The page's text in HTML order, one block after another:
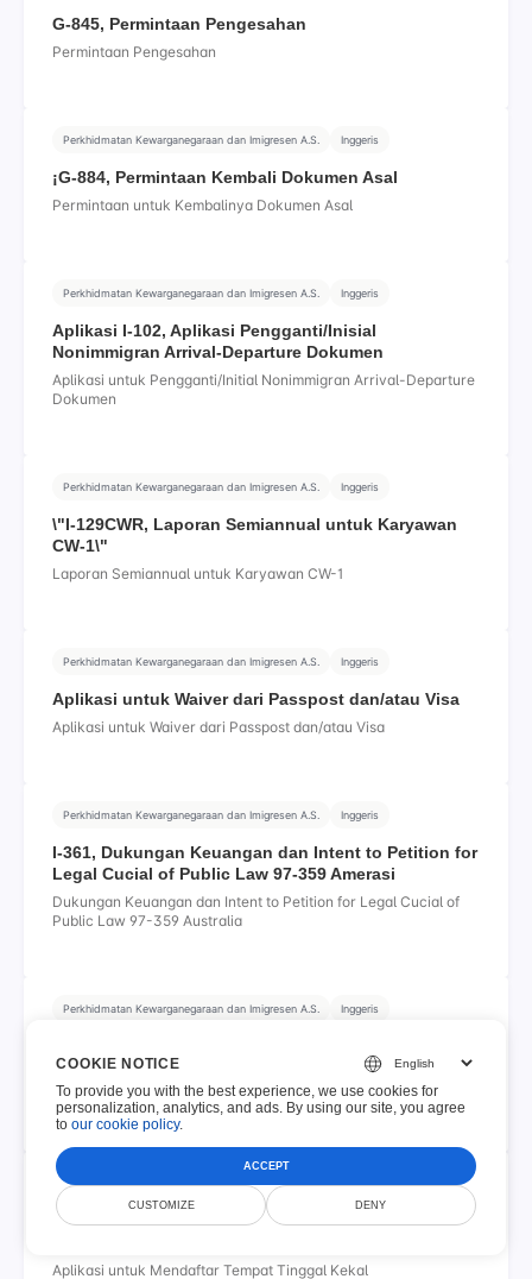
G-845, Permintaan Pengesahan
Permintaan Pengesahan
Perkhidmatan Kewarganegaraan dan Imigresen A.S. Inggeris
¡G-884, Permintaan Kembali Dokumen Asal
Permintaan untuk Kembalinya Dokumen Asal
Perkhidmatan Kewarganegaraan dan Imigresen A.S. Inggeris
Aplikasi I-102, Aplikasi Pengganti/Inisial
Nonimmigran Arrival-Departure Dokumen
Aplikasi untuk Pengganti/Initial Nonimmigran Arrival-Departure
Dokumen
Perkhidmatan Kewarganegaraan dan Imigresen A.S. Inggeris
\"I-129CWR, Laporan Semiannual untuk Karyawan
CW-1\"
Laporan Semiannual untuk Karyawan CW-1
Perkhidmatan Kewarganegaraan dan Imigresen A.S. Inggeris
Aplikasi untuk Waiver dari Passpost dan/atau Visa
Aplikasi untuk Waiver dari Passpost dan/atau Visa
Perkhidmatan Kewarganegaraan dan Imigresen A.S. Inggeris
I-361, Dukungan Keuangan dan Intent to Petition for
Legal Cucial of Public Law 97-359 Amerasi
Dukungan Keuangan dan Intent to Petition for Legal Cucial of
Public Law 97-359 Australia
Perkhidmatan Kewarganegaraan dan Imigresen A.S. Inggeris
Penduduk Permanen yang Berhukum
Catatan Lenyapnya Status Penduduk Kekal yang Berhukum
Perkhidmatan Kewarganegaraan dan Imigresen A.S. Inggeris
Formulir I-485, Aplikasi untuk Mendaftar Kediaman
Aplikasi untuk Mendaftar Tempat Tinggal Kekal
COOKIE NOTICE
To provide you with the best experience, we use cookies for
personalization, analytics, and ads. By using our site, you agree
toour cookie policy.
ACCEPT
CUSTOMIZE DENY